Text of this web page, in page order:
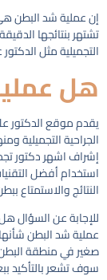
إن عملية شد البطن
تشتهر بنتائجها
التجميلية مثل
هل
يقدم موقع الدكتور
الجراحية التجميلية
إشراف اشهر دكتور
استخدام أفضل
النتائج
للإجابة عن السؤال
عملية شد البطن
صغير في منطقة البطن
سوف تشعر بالتأكيد